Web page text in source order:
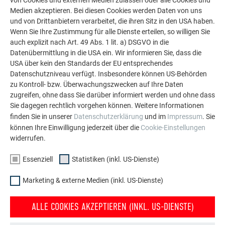
Die PREFA Referenzgalerie zeigt, wie vielseitig
Aluminium eingesetzt werden kann. Entdecken Sie
weitere beeindruckende Projekte mit den langlebigen
PREFA Aluminiumlösungen für Dach, Solar und
Fassade.
MEHR REFERENZEN ANSEHEN
Medien akzeptieren. Bei diesen Cookies werden Daten von uns
und von Drittanbietern verarbeitet, die ihren Sitz in den USA haben.
Wenn Sie Ihre Zustimmung für alle Dienste erteilen, so willigen Sie
auch explizit nach Art. 49 Abs. 1 lit. a) DSGVO in die
Datenübermittlung in die USA ein. Wir informieren Sie, dass die
USA über kein den Standards der EU entsprechendes
Datenschutzniveau verfügt. Insbesondere können US-Behörden
zu Kontroll- bzw. Überwachungszwecken auf Ihre Daten
zugreifen, ohne dass Sie darüber informiert werden und ohne dass
Sie dagegen rechtlich vorgehen können. Weitere Informationen
finden Sie in unserer Datenschutzerklärung und im Impressum. Sie
können Ihre Einwilligung jederzeit über die Cookie-Einstellungen
widerrufen.
Essenziell Statistiken (inkl. US-Dienste)
Marketing & externe Medien (inkl. US-Dienste)
ALLE COOKIES AKZEPTIEREN (INKL. US-DIENSTE)